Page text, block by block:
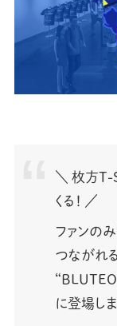
＼ 枚方T-
くる！ ／
ファンの
つながれ
に登場しま